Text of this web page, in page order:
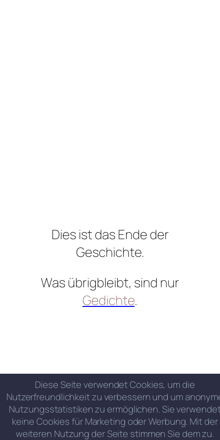
Dies ist das Ende der
Geschichte.
Was übrigbleibt, sind nur
Gedichte.
Diese Seite verwendet Cookies, um die
Nutzerfreundlichkeit zu verbessern und um
Nutzungsstatistiken zu ermöglichen. Sie
keine Cookies für Marketing oder Werbung. Mit der
weiteren Nutzung der Seite stimmen Sie dem zu.